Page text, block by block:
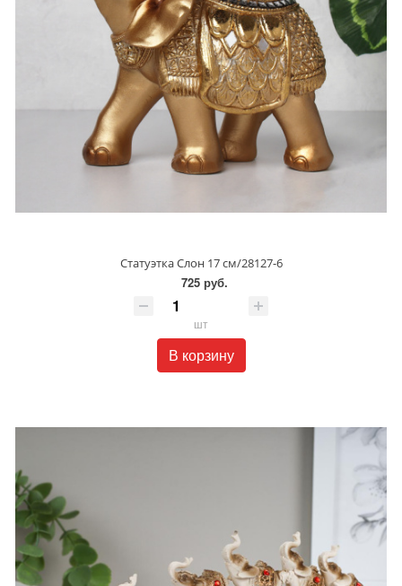
Статуэтка Слон 17 см/28127-6
725 руб.
шт
В корзину